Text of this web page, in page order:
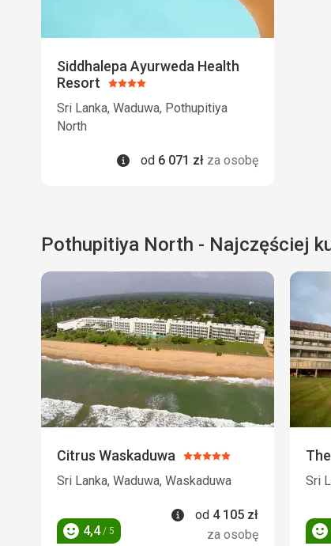
Siddhalepa Ayurweda Health
Resort Ocena:
4/5
Sri Lanka, Waduwa, Pothupitiya
North
Informacje
od 6 071 zł za osobę
Pothupitiya North - Najczęściej
Citrus Waskaduwa Ocena:
5/5
Sri Lanka, Waduwa, Waskaduwa
Ocena
4,4/ 5
Informacje
od 4 105 zł
za osobę
Sri